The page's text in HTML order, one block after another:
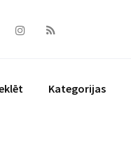
Kategorijas